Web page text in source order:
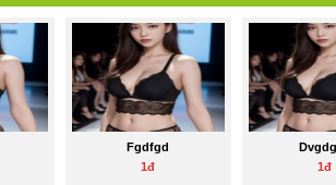
Fgdfgd
1đ
1đ